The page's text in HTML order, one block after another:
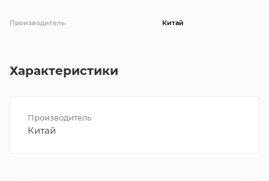
Производитель Китай
Характеристики
Производитель
Китай